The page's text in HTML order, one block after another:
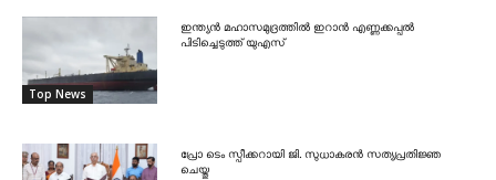
Top News
ഇന്ത്യൻ മഹാസമുദ്രത്തിൽ ഇറാൻ എണ്ണക്കപ്പൽ
പിടിച്ചെടുത്ത് യുഎസ്
പ്രോ ടെം സ്പീക്കറായി ജി. സുധാകരൻ സത്യപ്രതിജ്ഞ
ചെയ്തു